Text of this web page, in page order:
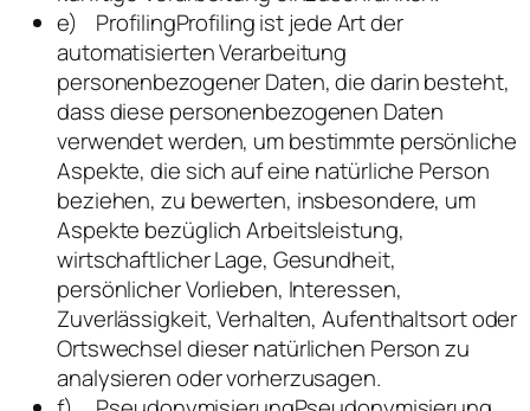
e) ProfilingProfiling ist jede Art der
automatisierten Verarbeitung
personenbezogener Daten, die darin besteht,
dass diese personenbezogenen Daten
verwendet werden, um bestimmte persönliche
Aspekte, die sich auf eine natürliche Person
beziehen, zu bewerten, insbesondere, um
Aspekte bezüglich Arbeitsleistung,
wirtschaftlicher Lage, Gesundheit,
persönlicher Vorlieben, Interessen,
Zuverlässigkeit, Verhalten, Aufenthaltsort oder
Ortswechsel dieser natürlichen Person zu
analysieren oder vorherzusagen.